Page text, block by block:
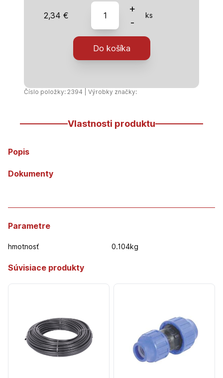
2,34 €
množstvo
Redukovaná
25x20
+
-
ks
Do košíka
Číslo položky: 2394 | Výrobky značky:
Vlastnosti produktu
Popis
Dokumenty
Parametre
hmotnosť 0.104kg
Súvisiace produkty